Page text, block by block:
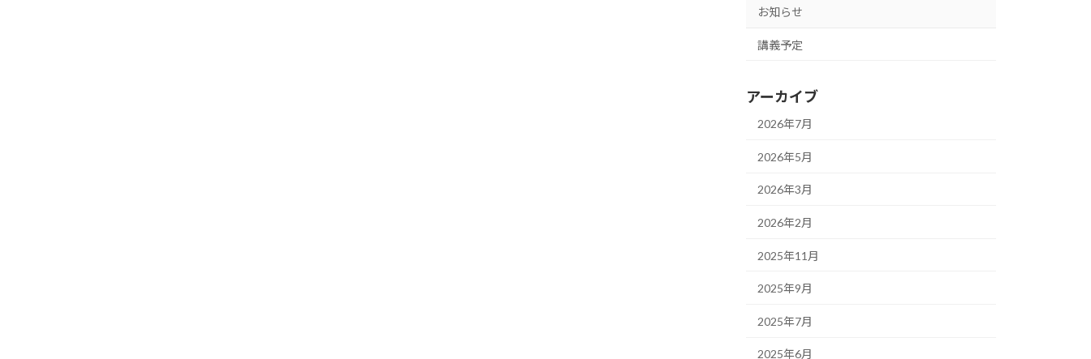
お知らせ
講義予定
アーカイブ
2026年7月
2026年5月
2026年3月
2026年2月
2025年11月
2025年9月
2025年7月
2025年6月